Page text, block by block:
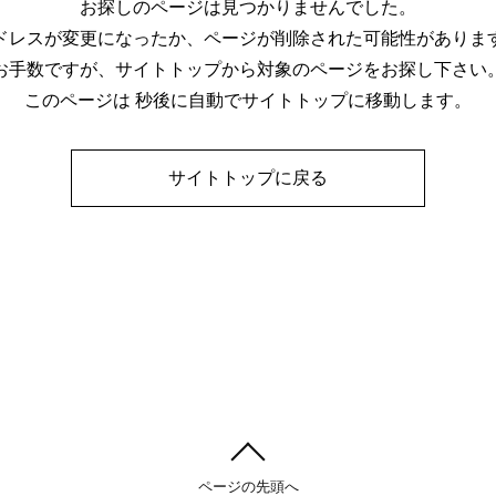
お探しのページは見つかりませんでした。
レスが変更になったか、ページが削除された可能性がありま
手数ですが、サイトトップから対象のページをお探し下さい
このページは 秒後に自動でサイトトップに移動します。
サイトトップに戻る
ページの先頭へ